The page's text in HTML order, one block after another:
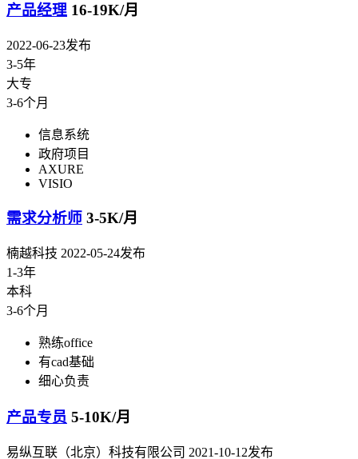
产品经理 16-19K/月
2022-06-23发布
3-5年
大专
3-6个月
信息系统
政府项目
AXURE
VISIO
需求分析师 3-5K/月
楠越科技 2022-05-24发布
1-3年
本科
3-6个月
熟练office
有cad基础
细心负责
产品专员 5-10K/月
易纵互联（北京）科技有限公司 2021-10-12发布